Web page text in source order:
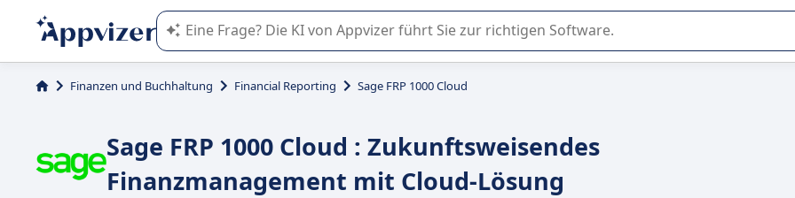
Die KI von Appvizer führt Sie bei der Nutzung oder Auswahl von SaaS-Software in Unternehmen.
Finanzen und Buchhaltung Financial Reporting Sage FRP 1000 Cloud
Sage FRP 1000 Cloud : Zukunftsweisendes
Finanzmanagement mit Cloud-Lösung